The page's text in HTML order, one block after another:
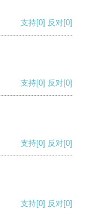
支持[0] 反对[0]
支持[0] 反对[0]
支持[0] 反对[0]
支持[0] 反对[0]